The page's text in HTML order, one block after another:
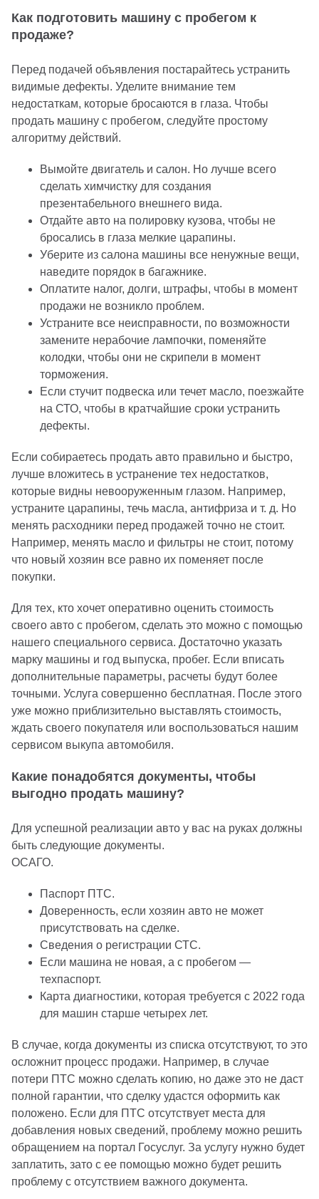
Как подготовить машину с пробегом к
продаже?
Перед подачей объявления постарайтесь устранить
видимые дефекты. Уделите внимание тем
недостаткам, которые бросаются в глаза. Чтобы
продать машину с пробегом, следуйте простому
алгоритму действий.
Вымойте двигатель и салон. Но лучше всего
сделать химчистку для создания
презентабельного внешнего вида.
Отдайте авто на полировку кузова, чтобы не
бросались в глаза мелкие царапины.
Уберите из салона машины все ненужные вещи,
наведите порядок в багажнике.
Оплатите налог, долги, штрафы, чтобы в момент
продажи не возникло проблем.
Устраните все неисправности, по возможности
замените нерабочие лампочки, поменяйте
колодки, чтобы они не скрипели в момент
торможения.
Если стучит подвеска или течет масло, поезжайте
на СТО, чтобы в кратчайшие сроки устранить
дефекты.
Если собираетесь продать авто правильно и быстро,
лучше вложитесь в устранение тех недостатков,
которые видны невооруженным глазом. Например,
устраните царапины, течь масла, антифриза и т. д. Но
менять расходники перед продажей точно не стоит.
Например, менять масло и фильтры не стоит, потому
что новый хозяин все равно их поменяет после
покупки.
Для тех, кто хочет оперативно оценить стоимость
своего авто с пробегом, сделать это можно с помощью
нашего специального сервиса. Достаточно указать
марку машины и год выпуска, пробег. Если вписать
дополнительные параметры, расчеты будут более
точными. Услуга совершенно бесплатная. После этого
уже можно приблизительно выставлять стоимость,
ждать своего покупателя или воспользоваться нашим
сервисом выкупа автомобиля.
Какие понадобятся документы, чтобы
выгодно продать машину?
Для успешной реализации авто у вас на руках должны
быть следующие документы.
ОСАГО.
Паспорт ПТС.
Доверенность, если хозяин авто не может
присутствовать на сделке.
Сведения о регистрации СТС.
Если машина не новая, а с пробегом —
техпаспорт.
Карта диагностики, которая требуется с 2022 года
для машин старше четырех лет.
В случае, когда документы из списка отсутствуют, то это
осложнит процесс продажи. Например, в случае
потери ПТС можно сделать копию, но даже это не даст
полной гарантии, что сделку удастся оформить как
положено. Если для ПТС отсутствует места для
добавления новых сведений, проблему можно решить
обращением на портал Госуслуг. За услугу нужно будет
заплатить, зато с ее помощью можно будет решить
проблему с отсутствием важного документа.